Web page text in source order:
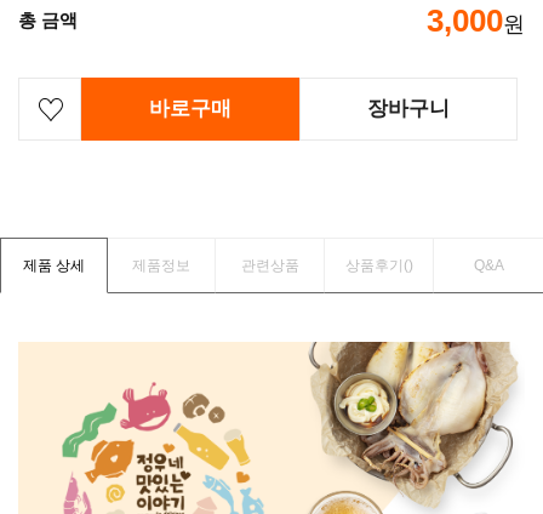
총 금액 3,000원
바로구매 장바구니
제품 상세 제품정보 관련상품 상품후기() Q&A